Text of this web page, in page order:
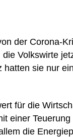
der Corona-
Volkswirte
hatten sie nur
für die
einer Teuerung
die